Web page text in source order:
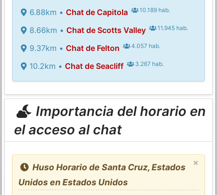
6.88km • Chat de Capitola 10.189 hab.
8.66km • Chat de Scotts Valley 11.945 hab.
9.37km • Chat de Felton 4.057 hab.
10.2km • Chat de Seacliff 3.267 hab.
Importancia del horario en
el acceso al chat
×
Huso Horario de Santa Cruz, Estados
Unidos en Estados Unidos